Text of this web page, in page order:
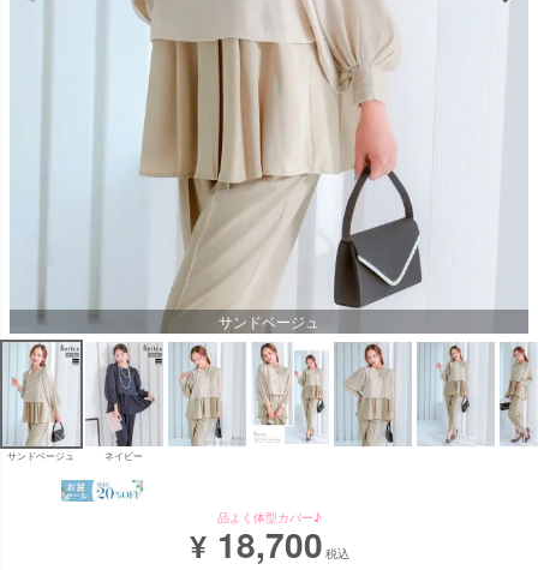
サンドベージュ
サンドベージュ ネイビー
品よく体型カバー♪
¥ 18,700 税込